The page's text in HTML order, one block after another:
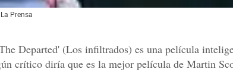
Prensa
Departed' (Los infiltrados) es una película
crítico diría que es la mejor película de Martin